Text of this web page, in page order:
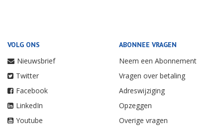
VOLG ONS
Nieuwsbrief
Twitter
Facebook
LinkedIn
Youtube
ABONNEE VRAGEN
Neem een Abonnement
Vragen over betaling
Adreswijziging
Opzeggen
Overige vragen